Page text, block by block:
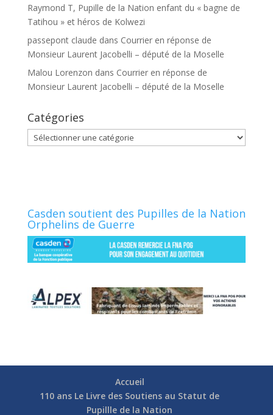
Raymond T, Pupille de la Nation enfant du « bagne de
Tatihou » et héros de Kolwezi
passepont claude dans Courrier en réponse de
Monsieur Laurent Jacobelli – député de la Moselle
Malou Lorenzon dans Courrier en réponse de
Monsieur Laurent Jacobelli – député de la Moselle
Catégories
Catégories
Casden soutient des Pupilles de la Nation
Orphelins de Guerre
Accueil
110 ans Le Livre des Soutiens au Statut de
Pupillle de la Nation